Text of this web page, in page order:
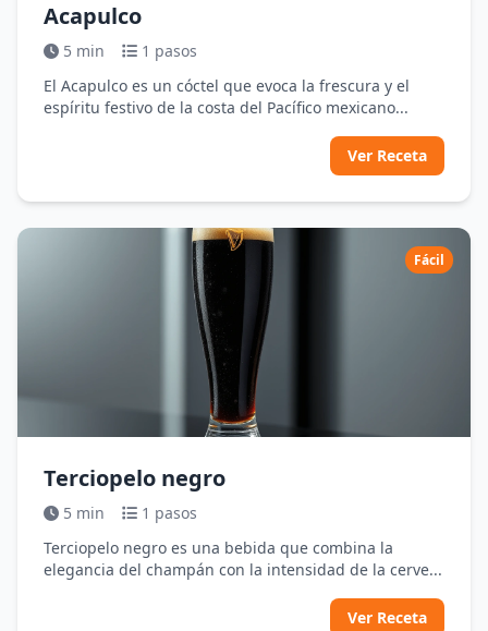
Acapulco
5 min
1 pasos
El Acapulco es un cóctel que evoca la frescura y el
espíritu festivo de la costa del Pacífico mexicano...
Ver Receta
Fácil
Terciopelo negro
5 min
1 pasos
Terciopelo negro es una bebida que combina la
elegancia del champán con la intensidad de la cerve...
Ver Receta